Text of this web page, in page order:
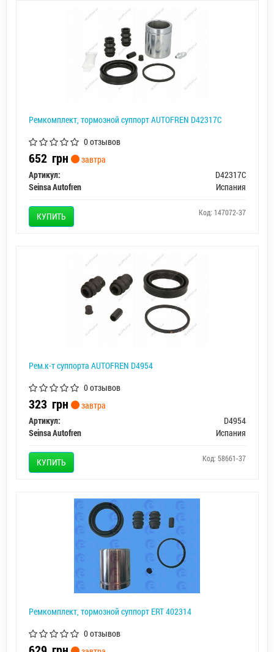
Ремкомплект, тормозной суппорт AUTOFREN D42317C
0 отзывов
652 грн
завтра
Артикул:
D42317C
Seinsa Autofren
Испания
КУПИТЬ Код: 147072-37
Рем.к-т суппорта AUTOFREN D4954
0 отзывов
323 грн
завтра
Артикул:
D4954
Seinsa Autofren
Испания
КУПИТЬ Код: 58661-37
Ремкомплект, тормозной суппорт ERT 402314
0 отзывов